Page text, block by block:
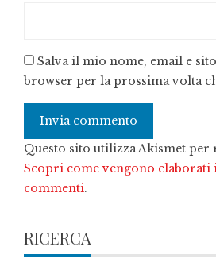
Salva il mio nome, email e
browser per la prossima volta
Questo sito utilizza Akismet
Scopri come vengono
commenti.
RICERCA